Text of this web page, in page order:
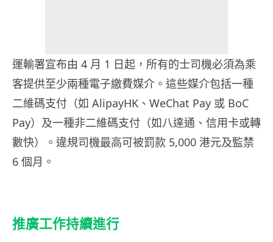
運輸署宣布由 4 月 1 日起，所有的士司機必須為乘
客提供至少兩種電子繳費媒介。這些媒介包括一種
二維碼支付（如 AlipayHK、WeChat Pay 或 BoC
Pay）及一種非二維碼支付（如八達通、信用卡或轉
數快）。違規司機最高可被罰款 5,000 港元及監禁
6 個月。
推廣工作持續進行